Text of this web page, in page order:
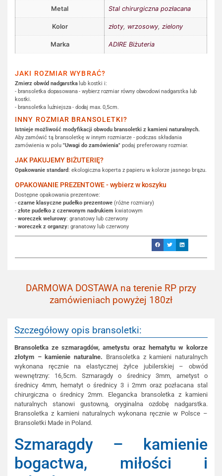
Metal Stal chirurgiczna pozłacana
Kolor złoty, wrzosowy, zielony
Marka ADIRE Biżuteria
JAKI ROZMIAR WYBRAĆ?
Zmierz obwód nadgarstkalub kostki i:
- bransoletka dopasowana - wybierz rozmiar równy obwodowi nadgarstka lub
kostki.
- bransoletka luźniejsza - dodaj max. 0,5cm.
INNY ROZMIAR BRANSOLETKI?
Istnieje możliwość modyfikacji obwodu bransoletki z kamieni naturalnych.
Aby zamówić tą bransoletkę w innym rozmiarze - podczas składania
zamówienia w polu "Uwagi do zamówienia" podaj preferowany rozmiar.
JAK PAKUJEMY BIŻUTERIĘ?
Opakowanie standard: ekologiczna koperta z papieru w kolorze jasnego brązu.
OPAKOWANIE PREZENTOWE - wybierz w koszyku
Dostępne opakowania prezentowe:
- czarne klasyczne pudełko prezentowe (różne rozmiary)
- złote pudełko z czerwonym nadrukiem kwiatowym
- woreczek welurowy: granatowy lub czerwony
- woreczek z organzy: granatowy lub czerwony
DARMOWA DOSTAWA na terenie RP przy
zamówieniach powyżej 180zł
Szczegółowy opis bransoletki:
Bransoletka ze szmaragdów, ametystu oraz hematytu w kolorze
złotym – kamienie naturalne. Bransoletka z kamieni naturalnych
wykonana ręcznie na elastycznej żyłce jubilerskiej – obwód
wewnętrzny: 16,5cm. Szmaragdy o średnicy 3mm, ametyst o
średnicy 4mm, hematyt o średnicy 3 i 2mm oraz pozłacana stal
chirurgiczna o średnicy 2mm. Elegancka bransoletka z kamieni
naturalnych stanowi gustowną, oryginalna ozdobę nadgarstka.
Bransoletka z kamieni naturalnych wykonana ręcznie w Polsce –
Bransoletki Made in Poland.
Szmaragdy – kamienie
bogactwa, miłości i